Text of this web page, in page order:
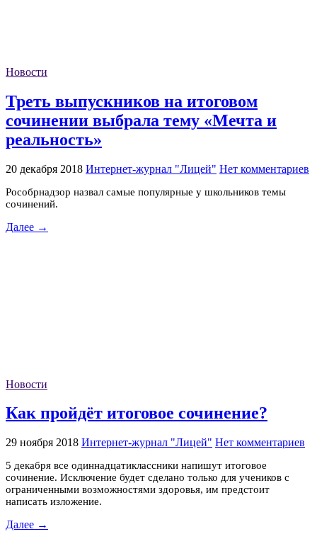
Новости
Треть выпускников на итоговом
сочинении выбрала тему «Мечта и
реальность»
20 декабря 2018 Интернет-журнал "Лицей" Нет комментариев
Рособрнадзор назвал самые популярные у школьников темы
сочинений.
Далее →
Новости
Как пройдёт итоговое сочинение?
29 ноября 2018 Интернет-журнал "Лицей" Нет комментариев
5 декабря все одиннадцатиклассники напишут итоговое
сочинение. Исключение будет сделано только для учеников с
ограниченными возможностями здоровья, им предстоит
написать изложение.
Далее →